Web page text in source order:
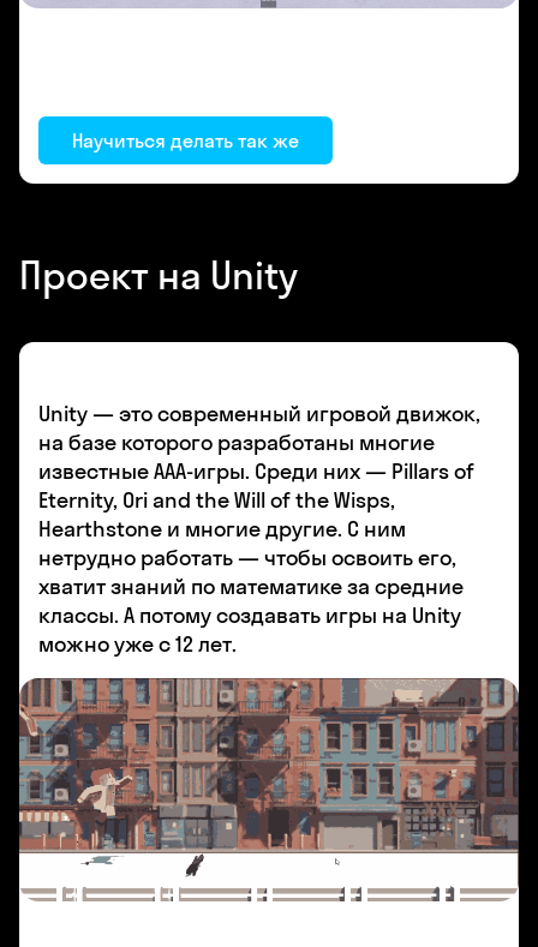
Научиться делать так же
Проект на Unity
Unity — это современный игровой движок,
на базе которого разработаны многие
известные AAA-игры. Среди них — Pillars of
Eternity, Ori and the Will of the Wisps,
Hearthstone и многие другие. С ним
нетрудно работать — чтобы освоить его,
хватит знаний по математике за средние
классы. А потому создавать игры на Unity
можно уже с 12 лет.